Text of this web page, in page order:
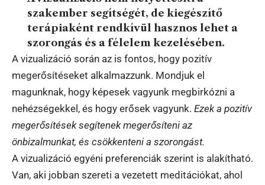
szakember segítségét, de kiegészítő
terápiaként rendkívül hasznos lehet a
szorongás és a félelem kezelésében.
A vizualizáció során az is fontos, hogy pozitív
megerősítéseket alkalmazzunk. Mondjuk el
magunknak, hogy képesek vagyunk megbirkózni a
nehézségekkel, és hogy erősek vagyunk. Ezek a pozitív
megerősítések segítenek megerősíteni az
önbizalmunkat, és csökkenteni a szorongást.
A vizualizáció egyéni preferenciák szerint is alakítható.
Van, aki jobban szereti a vezetett meditációkat, ahol